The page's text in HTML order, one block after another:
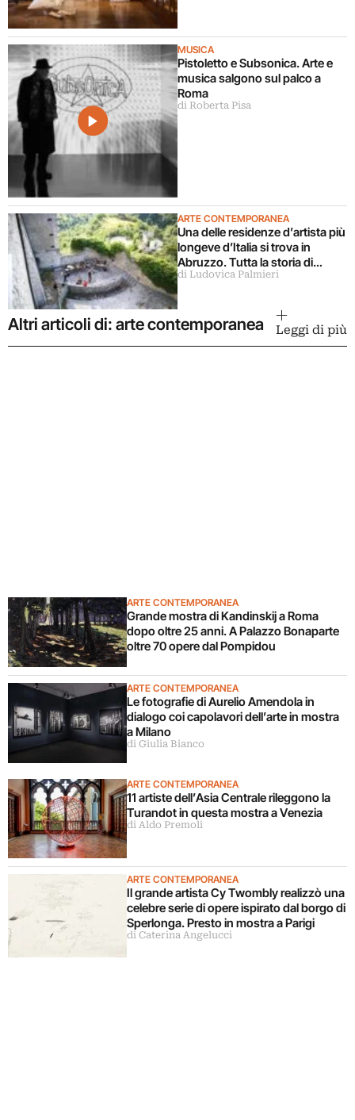
MUSICA
Pistoletto e Subsonica. Arte e
musica salgono sul palco a
Roma
di Roberta Pisa
ARTE CONTEMPORANEA
Una delle residenze d’artista più
longeve d’Italia si trova in
Abruzzo. Tutta la storia di
Ramo
di Ludovica Palmieri
Altri articoli di: arte contemporanea Leggi di più
ARTE CONTEMPORANEA
Grande mostra di Kandinskij a Roma
dopo oltre 25 anni. A Palazzo Bonaparte
oltre 70 opere dal Pompidou
ARTE CONTEMPORANEA
Le fotografie di Aurelio Amendola in
dialogo coi capolavori dell’arte in mostra
a Milano
di Giulia Bianco
ARTE CONTEMPORANEA
11 artiste dell’Asia Centrale rileggono la
Turandot in questa mostra a Venezia
di Aldo Premoli
ARTE CONTEMPORANEA
Il grande artista Cy Twombly realizzò una
celebre serie di opere ispirato dal borgo di
Sperlonga. Presto in mostra a Parigi
di Caterina Angelucci